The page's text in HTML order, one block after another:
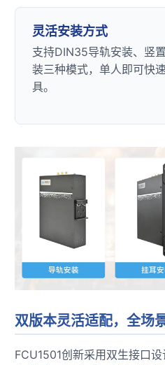
灵活安装方式
支持DIN35导轨安装、竖
装三种模式，单人即可快
具。
双版本灵活适配，全场
FCU1501创新采用双生接口